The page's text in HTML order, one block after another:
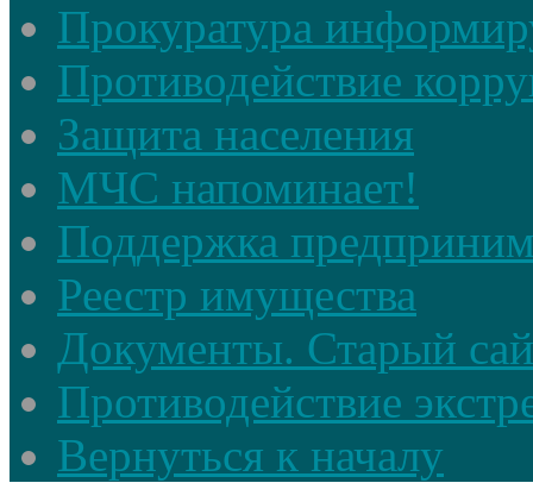
Прокуратура
Противодействие
Защита населения
МЧС напоминает!
Поддержка
Реестр имущества
Документы. Старый
Противодействие
Вернуться к началу